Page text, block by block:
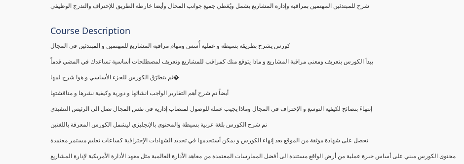
شرح للمبتدئين المهتمين بمراقبة وإدارة المشاريع يشمل ويُغطي جميع جوانب المجال وأيضا خارطة الطريق للإحتراف والتدرج الوظيفي
Course Description
كورس يشرح بطريقة بسيطة و عملية أُسس ومهام مراقبة المشاريع للمهتمين و المبتدئين في المجال
يبدأ الكورس بتعريف ومعنى مراقبة المشاريع و ماذا يتوقع منك كمراقب للمشاريع وتعريف لمصطلحات أساسية تساعدك في المضي قدماً
ثم يتطرّق الكورس للجزء الأساسي و هوا شرح لمها�
أيضاً تم شرح أهم التقارير الواجب انشائها و دورية وكيفية نشرها و مناقشتها
إنتهاءً بنصائح لكيفية التوسع و الإحتراف في المجال وماذا يجيب عمله للوصول لمنصاب إدارية في نفس المجال تصل الى الرئيس التنفيذي
تم شرح الكورس بلغة عربية بسيطة والمحتوى بالإنجليزي ليشمل الكورس المعرفة باللغتين
تحصل على شهادة موثقة من الموقع بعد إنهاء الكورس و يمكن أستخدمها في تجديد الشهادات الإحترافية كساعات تعليم مستمر معتمدة
محتوى الكورس مبني على أساس خبرة عملية من أرض الواقع مستندة الى أفضل الممارسات المعتمدة من معاهد الأدارة العالمية مثل معهد الأدارة الأمريكية لإدارة المشاريع